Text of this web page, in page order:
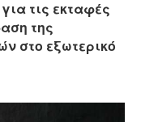
τις εκταφές
της
στο εξωτερικό